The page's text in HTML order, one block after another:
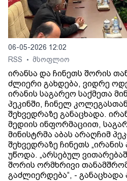
06-05-2026 12:02
RSS
• მსოფლიო
ირანსა და ჩინეთს შორის
ძლიერი გახდება, ვიდრე
ირანის საგარეო საქმეთა
პეკინში, ჩინელ
შეხვედრაზე განაცხადა.
მედიის ინფორმაციით,
მინისტრმა აბას არაღჩიმ
შეხვედრაზე ჩინეთს
უწოდა. „არსებულ
შორის ორმხრივი
გაძლიერდება“, - განაცხადა